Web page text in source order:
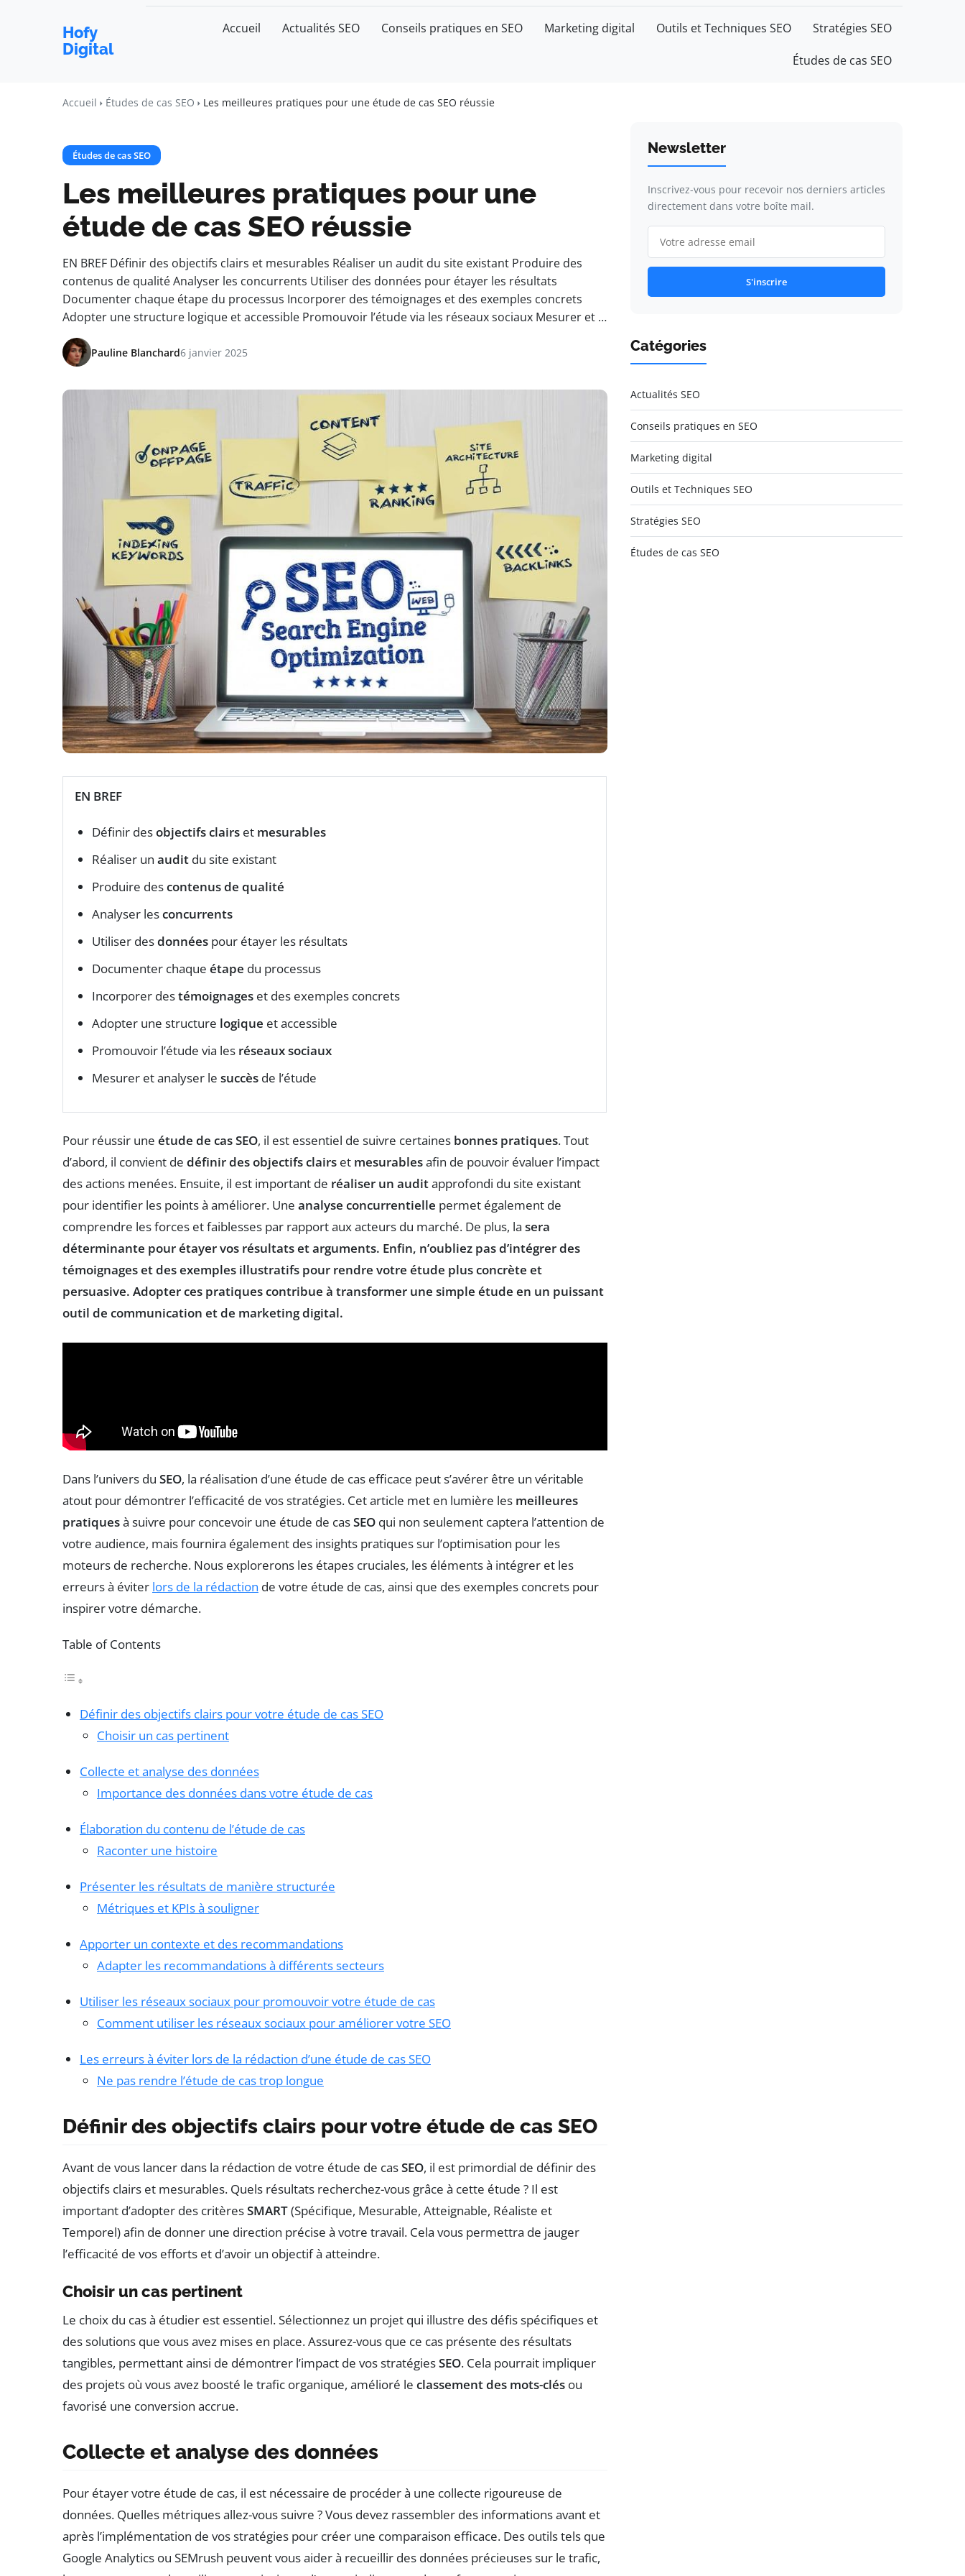
Hofy
Digital
Accueil Actualités SEO Conseils pratiques en SEO Marketing digital Outils et Techniques SEO Stratégies SEO
Études de cas SEO
Accueil Études de cas SEO Les meilleures pratiques pour une étude de cas SEO réussie
Études de cas SEO
Les meilleures pratiques pour une
étude de cas SEO réussie
EN BREF Définir des objectifs clairs et mesurables Réaliser un audit du site existant Produire des
contenus de qualité Analyser les concurrents Utiliser des données pour étayer les résultats
Documenter chaque étape du processus Incorporer des témoignages et des exemples concrets
Adopter une structure logique et accessible Promouvoir l’étude via les réseaux sociaux Mesurer et …
Pauline Blanchard6 janvier 2025
EN BREF
Définir desobjectifs clairs et mesurables
Réaliser un audit du site existant
Produire descontenus de qualité
Analyser lesconcurrents
Utiliser desdonnées pour étayer les résultats
Documenter chaque étape du processus
Incorporer destémoignages et des exemples concrets
Adopter une structure logique et accessible
Promouvoir l’étude via les réseaux sociaux
Mesurer et analyser le succès de l’étude
Pour réussir une étude de cas SEO, il est essentiel de suivre certaines bonnes pratiques. Tout
d’abord, il convient de définir des objectifs clairs et mesurablesafin de pouvoir évaluer l’impact
des actions menées. Ensuite, il est important de réaliser un auditapprofondi du site existant
pour identifier les points à améliorer. Une analyse concurrentielle permet également de
comprendre les forces et faiblesses par rapport aux acteurs du marché. De plus, la sera
déterminante pour étayer vos résultats et arguments. Enfin, n’oubliez pas d’intégrer des
témoignageset des exemples illustratifs pour rendre votre étude plus concrète et
persuasive. Adopter ces pratiques contribue à transformer une simple étude en un puissant
outil de communication et de marketing digital.
Dans l’univers du SEO, la réalisation d’une étude de cas efficace peut s’avérer être un véritable
atout pour démontrer l’efficacité de vos stratégies. Cet article met en lumière les meilleures
pratiquesà suivre pour concevoir une étude de casSEO qui non seulement captera l’attention de
votre audience, mais fournira également des insights pratiques sur l’optimisation pour les
moteurs de recherche. Nous explorerons les étapes cruciales, les éléments à intégrer et les
erreurs à éviter lors de la rédaction de votre étude de cas, ainsi que des exemples concrets pour
inspirer votre démarche.
Table of Contents
Définir des objectifs clairs pour votre étude de cas SEO
Choisir un cas pertinent
Collecte et analyse des données
Importance des données dans votre étude de cas
Élaboration du contenu de l’étude de cas
Raconter une histoire
Présenter les résultats de manière structurée
Métriques et KPIs à souligner
Apporter un contexte et des recommandations
Adapter les recommandations à différents secteurs
Utiliser les réseaux sociaux pour promouvoir votre étude de cas
Comment utiliser les réseaux sociaux pour améliorer votre SEO
Les erreurs à éviter lors de la rédaction d’une étude de cas SEO
Ne pas rendre l’étude de cas trop longue
Définir des objectifs clairs pour votre étude de cas SEO
Avant de vous lancer dans la rédaction de votre étude de casSEO, il est primordial de définir des
objectifs clairs et mesurables. Quels résultats recherchez-vous grâce à cette étude ? Il est
important d’adopter des critèresSMART(Spécifique, Mesurable, Atteignable, Réaliste et
Temporel) afin de donner une direction précise à votre travail. Cela vous permettra de jauger
l’efficacité de vos efforts et d’avoir un objectif à atteindre.
Choisir un cas pertinent
Le choix du cas à étudier est essentiel. Sélectionnez un projet qui illustre des défis spécifiques et
des solutions que vous avez mises en place. Assurez-vous que ce cas présente des résultats
tangibles, permettant ainsi de démontrer l’impact de vos stratégiesSEO. Cela pourrait impliquer
des projets où vous avez boosté le trafic organique, amélioré le classement des mots-clés ou
favorisé une conversion accrue.
Collecte et analyse des données
Pour étayer votre étude de cas, il est nécessaire de procéder à une collecte rigoureuse de
données. Quelles métriques allez-vous suivre ? Vous devez rassembler des informations avant et
après l’implémentation de vos stratégies pour créer une comparaison efficace. Des outils tels que
Google Analytics ou SEMrush peuvent vous aider à recueillir des données précieuses sur le trafic,
Newsletter
Inscrivez-vous pour recevoir nos derniers articles
directement dans votre boîte mail.
S'inscrire
Catégories
Actualités SEO
Conseils pratiques en SEO
Marketing digital
Outils et Techniques SEO
Stratégies SEO
Études de cas SEO